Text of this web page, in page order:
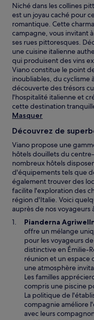
Niché dans les collines
est un joyau caché pour
romantique. Cette
campagne, vous invitant
ses rues pittoresques.
une cuisine italienne
qui produisent des vins
Viano constitue le point
inoubliables, du cyclisme
découverte des trésors
l'hospitalité italienne et
cette destination
Masquer
Découvrez de
Viano propose une
hôtels douillets du
nombreux hôtels
d'équipements tels que
également trouver des
facilite l'exploration des
région d'Italie. Voici
auprès de nos voyageurs
Pianderna
offre un mélange
pour les voyageurs
distinctive en Émilie-
réunion et un espace
une atmosphère
Les familles
compris une piscine
La politique de
compagnie améliore
avec leurs